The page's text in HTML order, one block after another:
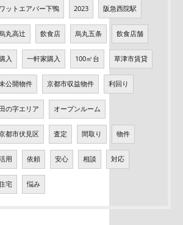
ワットエアバー下鴨 2023 阪急西院駅
烏丸高辻 飲食店 烏丸五条 飲食店舗
入 一軒家購入 100㎡台 草津市賃貸
公開物件 京都市収益物件 利回り
田の字エリア オープンルーム
都市伏見区 査定 間取り 物件
用 依頼 安心 相談 対応
宅 悩み